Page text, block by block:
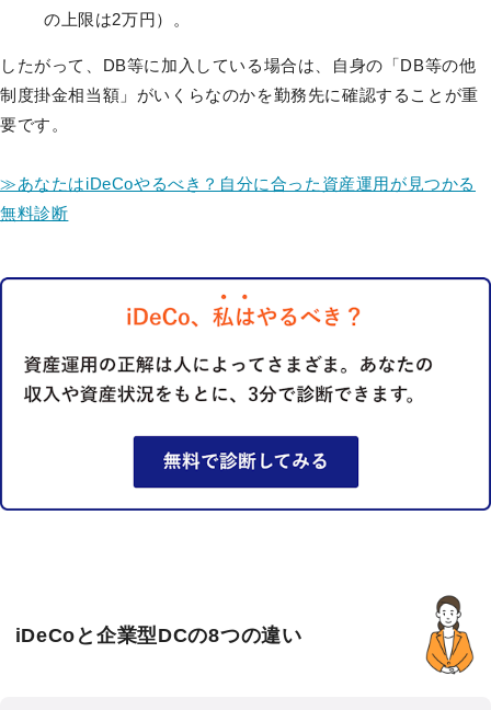
の上限は2万円）。
したがって、DB等に加入している場合は、自身の「DB等の他
制度掛金相当額」がいくらなのかを勤務先に確認することが重
要です。
≫あなたはiDeCoやるべき？自分に合った資産運用が見つかる
無料診断
iDeCoと企業型DCの8つの違い